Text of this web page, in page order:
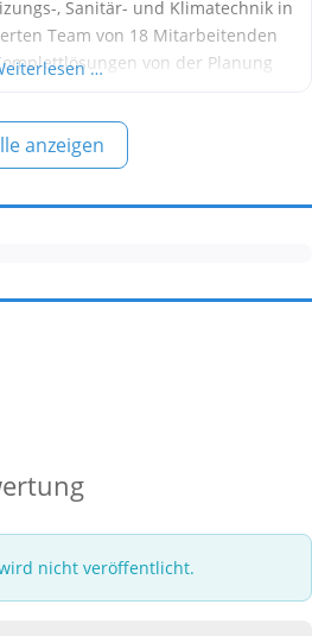
, Sanitär- und Klimatechnik in
Team von 18 Mitarbeitenden
von der Planung
stammen aus öffentlich
Marken und technische
…
anzeigen
nicht veröffentlicht.